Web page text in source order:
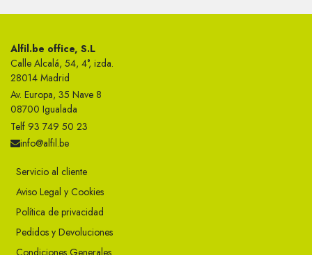
Alfil.be office, S.L
Calle Alcalá, 54, 4°, izda.
28014 Madrid
Av. Europa, 35 Nave 8
08700 Igualada
Telf 93 749 50 23
info@alfil.be
Servicio al cliente
Aviso Legal y Cookies
Política de privacidad
Pedidos y Devoluciones
Condiciones Generales